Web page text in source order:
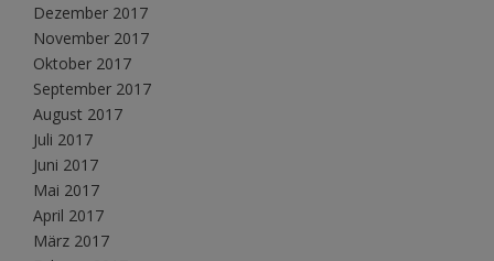
Dezember 2017
November 2017
Oktober 2017
September 2017
August 2017
Juli 2017
Juni 2017
Mai 2017
April 2017
März 2017